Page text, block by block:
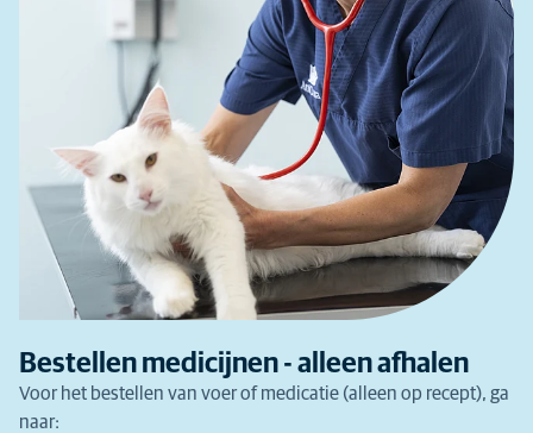
Bestellen medicijnen - alleen afhalen
Voor het bestellen van voer of medicatie (alleen op recept), ga
naar: